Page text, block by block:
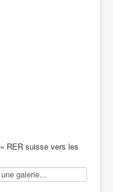
» RER suisse vers les